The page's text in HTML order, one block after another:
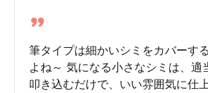
筆タイプは細かいシミをカバーす
よね～ 気になる小さなシミは、適
叩き込むだけで、いい雰囲気に仕